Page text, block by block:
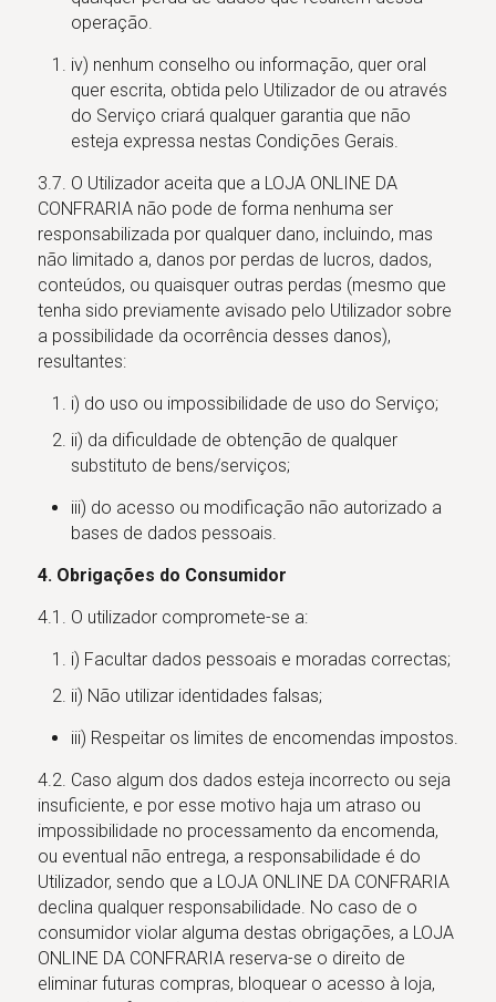
operação.
iv) nenhum conselho ou informação, quer oral
quer escrita, obtida pelo Utilizador de ou através
do Serviço criará qualquer garantia que não
esteja expressa nestas Condições Gerais.
3.7. O Utilizador aceita que a LOJA ONLINE DA
CONFRARIA não pode de forma nenhuma ser
responsabilizada por qualquer dano, incluindo, mas
não limitado a, danos por perdas de lucros, dados,
conteúdos, ou quaisquer outras perdas (mesmo que
tenha sido previamente avisado pelo Utilizador sobre
a possibilidade da ocorrência desses danos),
resultantes:
i) do uso ou impossibilidade de uso do Serviço;
ii) da dificuldade de obtenção de qualquer
substituto de bens/serviços;
iii) do acesso ou modificação não autorizado a
bases de dados pessoais.
4. Obrigações do Consumidor
4.1. O utilizador compromete-se a:
i) Facultar dados pessoais e moradas correctas;
ii) Não utilizar identidades falsas;
iii) Respeitar os limites de encomendas impostos.
4.2. Caso algum dos dados esteja incorrecto ou seja
insuficiente, e por esse motivo haja um atraso ou
impossibilidade no processamento da encomenda,
ou eventual não entrega, a responsabilidade é do
Utilizador, sendo que a LOJA ONLINE DA CONFRARIA
declina qualquer responsabilidade. No caso de o
consumidor violar alguma destas obrigações, a LOJA
ONLINE DA CONFRARIA reserva-se o direito de
eliminar futuras compras, bloquear o acesso à loja,